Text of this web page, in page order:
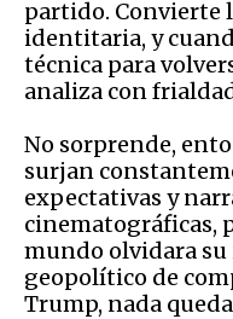
partido. Convierte
identitaria, y
técnica para
analiza con
No sorprende,
surjan
expectativas y
cinematográficas,
mundo olvidara
geopolítico de
Trump, nada